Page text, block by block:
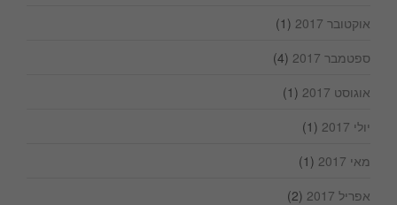
אוקטובר 2017
(1)
ספטמבר 2017
(4)
אוגוסט 2017
(1)
יולי 2017
(1)
מאי 2017
(1)
אפריל 2017
(2)